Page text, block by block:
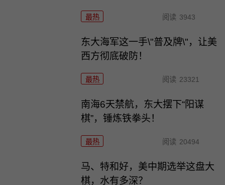
最热 阅读 3943
东大海军这一手\"普及牌\"，让美
西方彻底破防！
最热 阅读 23321
南海6天禁航，东大摆下“阳谋
棋”，锤炼铁拳头！
最热 阅读 20494
马、特和好，美中期选举这盘大
棋，水有多深？